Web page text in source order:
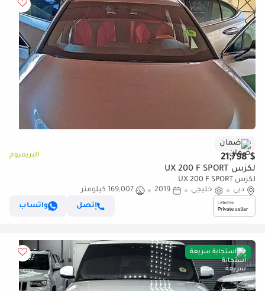
ضمان
$ 21,798 البريميوم
لكزس UX 200 F SPORT
لكزس UX 200 F SPORT
دبي
خليجي 2019
169,007 كيلومتر
إتصل
واتساب
استجابة سريعة